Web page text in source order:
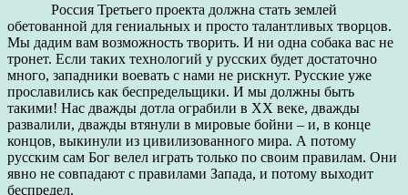
Россия Третьего проекта должна стать землей
обетованной для гениальных и просто талантливых творцов.
Мы дадим вам возможность творить. И ни одна собака вас не
тронет. Если таких технологий у русских будет достаточно
много, западники воевать с нами не рискнут. Русские уже
прославились как беспредельщики. И мы должны быть
такими! Нас дважды дотла ограбили в ХХ веке, дважды
развалили, дважды втянули в мировые бойни – и, в конце
концов, выкинули из цивилизованного мира. А потому
русским сам Бог велел играть только по своим правилам. Они
явно не совпадают с правилами Запада, и потому выходит
беспредел.